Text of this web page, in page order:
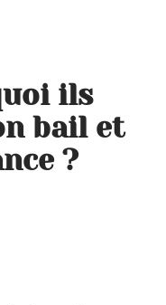
ils
bail et
?